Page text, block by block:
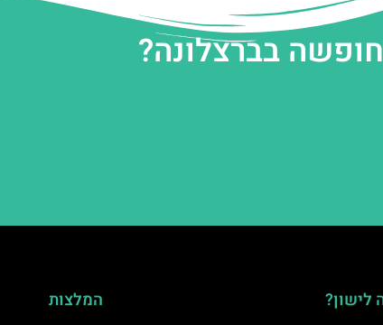
בברצלונה?
לישון?
המלצות